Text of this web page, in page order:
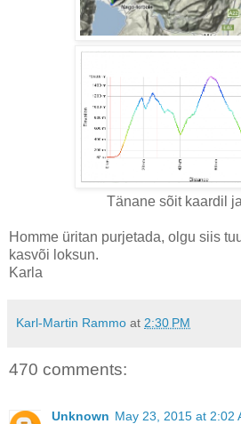
Tänane sõit kaardil
Homme üritan purjetada, olgu siis
kasvõi loksun.
Karla
Karl-Martin Rammo at 2:30 PM
470 comments:
Unknown May 23, 2015 at 2:02